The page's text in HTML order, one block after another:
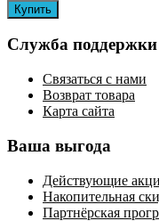
Служба поддержки
Связаться с нами
Возврат товара
Карта сайта
Ваша выгода
Действующие
Накопительная
Партнёрская